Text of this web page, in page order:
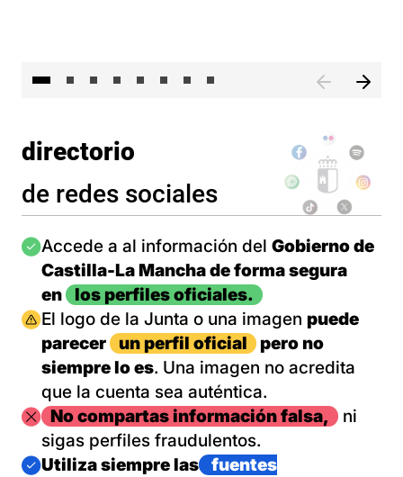
directorio
de redes sociales
Imagen
Accede a al información del Gobierno de
Castilla-La Mancha de forma segura
en
los perfiles oficiales.
Imagen
El logo de la Junta o una imagen puede
parecer
un perfil oficial
pero no
siempre lo es. Una imagen no acredita
que la cuenta sea auténtica.
ImagenNo compartas información falsa,
ni
sigas perfiles fraudulentos.
Imagen
Utiliza siempre las
fuentes